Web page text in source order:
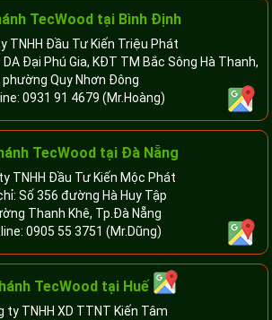
TecWood tại Bình Định
TNHH Đầu Tư Kiến Triệu Phát
DA Đại Phú Gia, KĐT TM Bắc Sông Hà Thanh,
phường Quy Nhơn Đông
0931 91 4679 (Mr.Hoàng)
TecWood tại Đà Nẵng
TNHH Đầu Tư Kiến Mộc Phát
Số 356 đường Hà Huy Tập
Thanh Khê, Tp.Đà Nẵng
0905 55 3751 (Mr.Dũng)
TecWood tại Huế
ty TNHH XD TTNT Kiến Tâm